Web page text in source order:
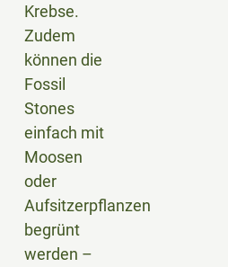
Krebse.
Zudem
können die
Fossil
Stones
einfach mit
Moosen
oder
Aufsitzerpflanzen
begrünt
werden –